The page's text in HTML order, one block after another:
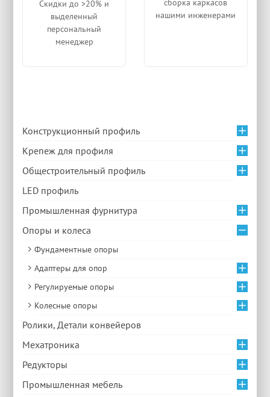
Скидки до >20% и
выделенный
персональный
менеджер
сборка каркасов
нашими инженерами
Конструкционный профиль
Крепеж для профиля
Общестроительный профиль
LED профиль
Промышленная фурнитура
Опоры и колеса
Фундаментные опоры
Адаптеры для опор
Регулируемые опоры
Колесные опоры
Ролики, Детали конвейеров
Мехатроника
Редукторы
Промышленная мебель